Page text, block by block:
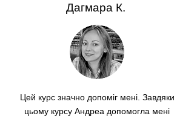
Дагмара К.
Цей курс значно допоміг мені. Завдяки
цьому курсу Андреа допомогла мені